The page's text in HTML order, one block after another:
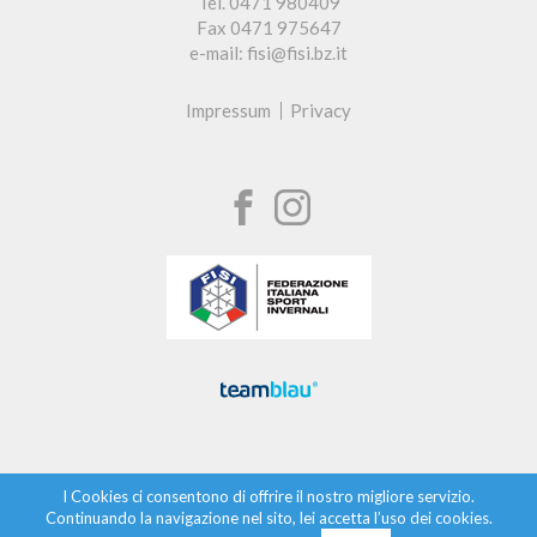
Fax 0471 975647
e-mail: fisi@fisi.bz.it
Impressum Privacy
I Cookies ci consentono di offrire il nostro migliore servizio.
Continuando la navigazione nel sito, lei accetta l’uso dei cookies.